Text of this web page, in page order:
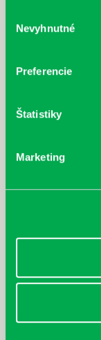
súhlasu
Nevyhnutné
Preferencie
Štatistiky
Marketing
McGrath, Andy: Tadej
nezastaviteľný